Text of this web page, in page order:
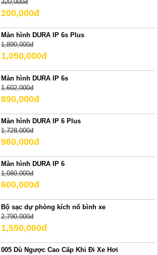
320,000đ
200,000đ
Màn hình DURA IP 6s Plus
1,890,000đ
1,050,000đ
Màn hình DURA IP 6s
1,602,000đ
890,000đ
Màn hình DURA IP 6 Plus
1,728,000đ
960,000đ
Màn hình DURA IP 6
1,080,000đ
600,000đ
Bộ sạc dự phòng kích nổ bình xe
2,790,000đ
1,550,000đ
005 Dù Ngược Cao Cấp Khi Đi Xe Hơi